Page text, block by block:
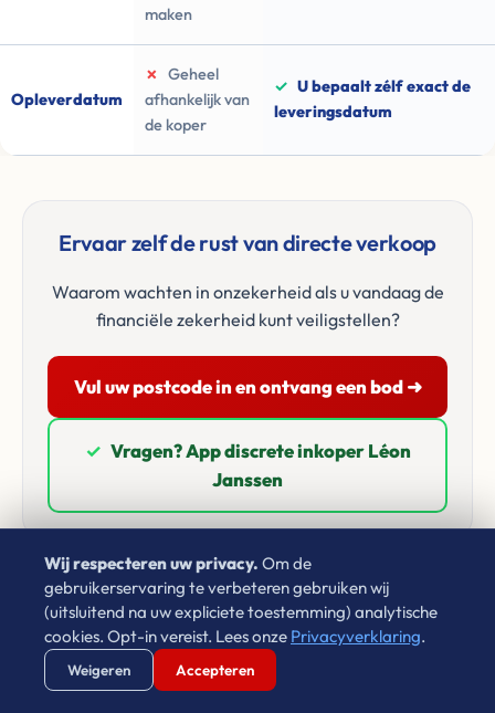
maken
Opleverdatum
✗
Geheel
afhankelijk van
de koper
✓ U bepaalt zélf exact de
leveringsdatum
Ervaar zelf de rust van directe verkoop
Waarom wachten in onzekerheid als u vandaag de
financiële zekerheid kunt veiligstellen?
Vul uw postcode in en ontvang een bod ➜
✓ Vragen? App discrete inkoper Léon
Janssen
Google Beoordelingen
Wij respecteren uw privacy. Om de
gebruikerservaring te verbeteren gebruiken wij
(uitsluitend na uw expliciete toestemming) analytische
cookies. Opt-in vereist. Lees onze Privacyverklaring.
Weigeren Accepteren
Verstuur WhatsApp